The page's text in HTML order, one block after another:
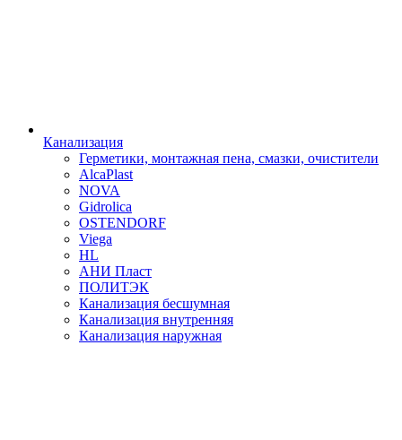
Канализация
Герметики, монтажная пена, смазки, очистители
AlcaPlast
NOVA
Gidrolica
OSTENDORF
Viega
HL
АНИ Пласт
ПОЛИТЭК
Канализация бесшумная
Канализация внутренняя
Канализация наружная